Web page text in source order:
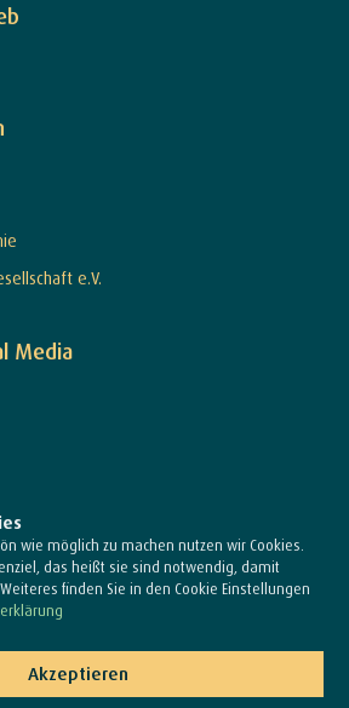
e.V.
Media
wie möglich zu machen nutzen wir Cookies.
das heißt sie sind notwendig, damit
finden Sie in den Cookie Einstellungen
Akzeptieren